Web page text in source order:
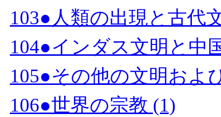
103●人類の出現と古代
104●インダス文明と中
105●その他の文明およ
106●世界の宗教 (1)